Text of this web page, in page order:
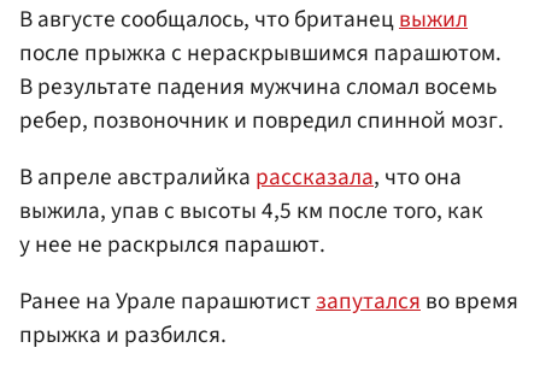
В августе сообщалось, что британецвыжил
после прыжка с нераскрывшимся парашютом.
В результате падения мужчина сломал восемь
ребер, позвоночник и повредил спинной мозг.
В апреле австралийка рассказала, что она
выжила, упав с высоты 4,5 км после того, как
у нее не раскрылся парашют.
Ранее на Урале парашютистзапуталсяво время
прыжка и разбился.